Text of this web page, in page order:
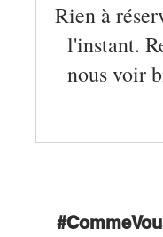
Rien à
l'instant.
nous voir